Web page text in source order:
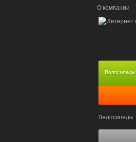
О компании
Велосипеды